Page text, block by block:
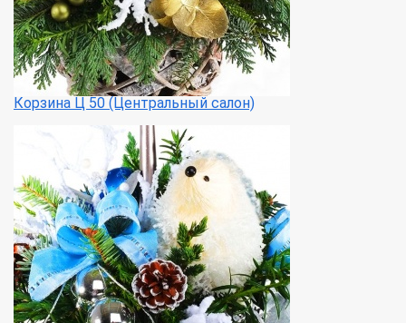
Корзина Ц 50 (Центральный салон)